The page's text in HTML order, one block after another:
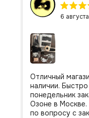
6
Отличный
наличии.
понедельник
Озоне в
по вопросу с